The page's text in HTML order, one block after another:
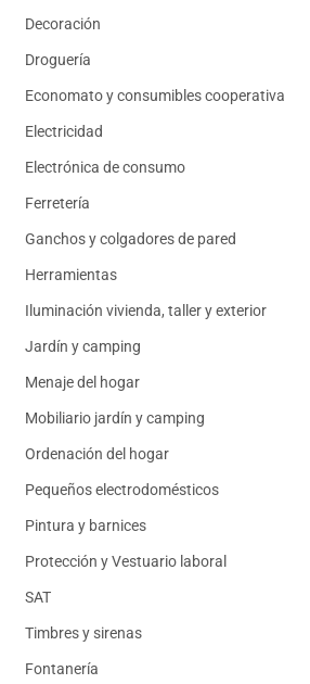
Decoración
Droguería
Economato y consumibles cooperativa
Electricidad
Electrónica de consumo
Ferretería
Ganchos y colgadores de pared
Herramientas
Iluminación vivienda, taller y exterior
Jardín y camping
Menaje del hogar
Mobiliario jardín y camping
Ordenación del hogar
Pequeños electrodomésticos
Pintura y barnices
Protección y Vestuario laboral
SAT
Timbres y sirenas
Fontanería